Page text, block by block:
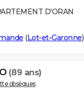
D'ORAN
(Lot-et-Garonne)
(89 ans)
obsèques